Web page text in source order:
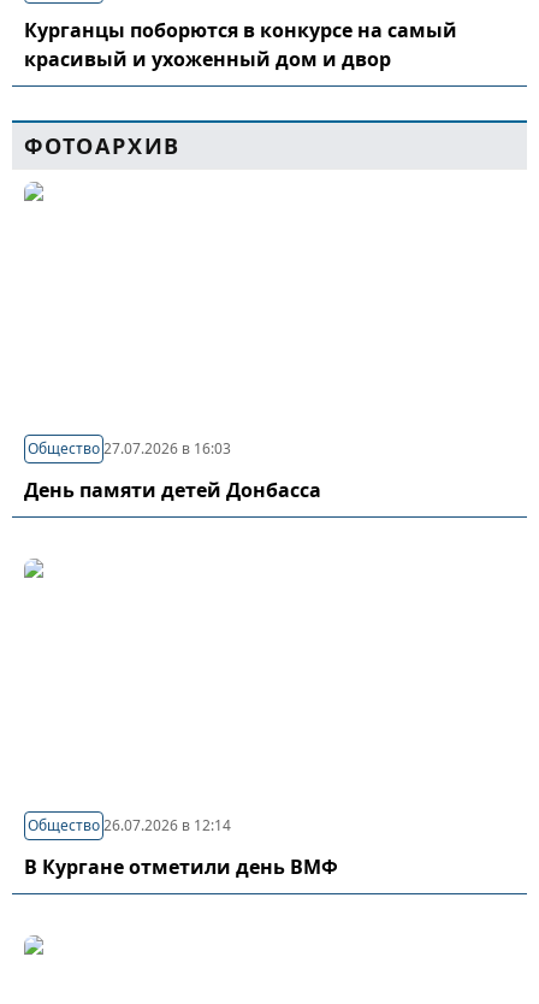
Курганцы поборются в конкурсе на самый
красивый и ухоженный дом и двор
ФОТОАРХИВ
Общество27.07.2026 в 16:03
День памяти детей Донбасса
Общество26.07.2026 в 12:14
В Кургане отметили день ВМФ